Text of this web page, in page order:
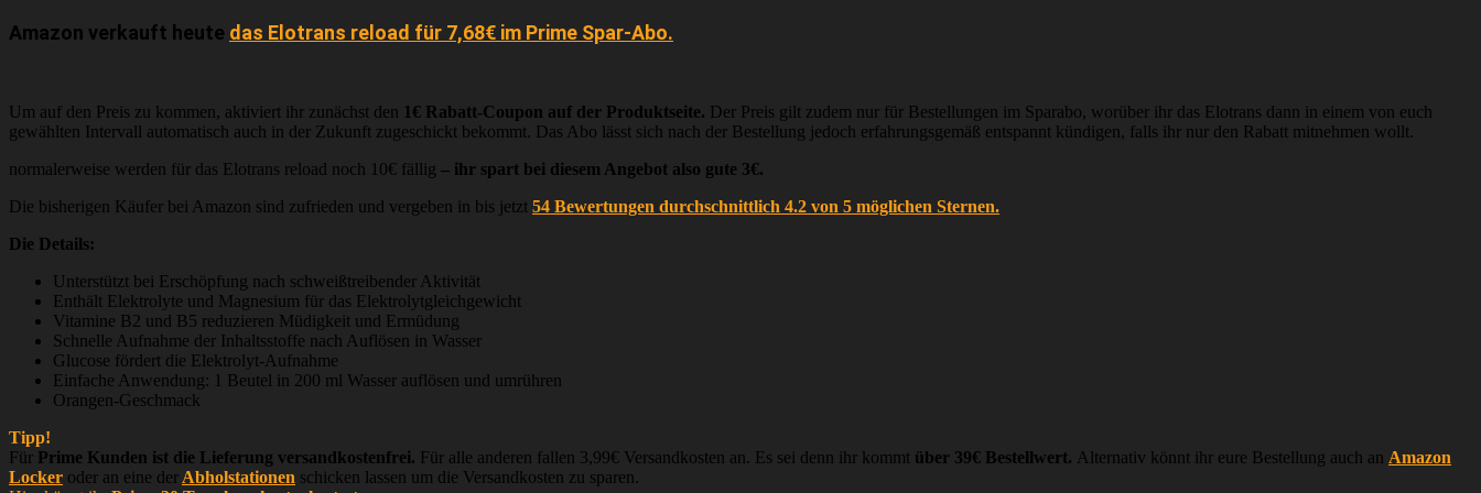
Amazon verkauft heute das Elotrans reload für 7,68€ im Prime Spar-Abo.
Um auf den Preis zu kommen, aktiviert ihr zunächst den 1€ Rabatt-Coupon auf der Produktseite. Der Preis gilt zudem nur für Bestellungen im Sparabo, worüber ihr das Elotrans dann in einem von euch
gewählten Intervall automatisch auch in der Zukunft zugeschickt bekommt. Das Abo lässt sich nach der Bestellung jedoch erfahrungsgemäß entspannt kündigen, falls ihr nur den Rabatt mitnehmen wollt.
normalerweise werden für das Elotrans reload noch 10€ fällig – ihr spart bei diesem Angebot also gute 3€.
Die bisherigen Käufer bei Amazon sind zufrieden und vergeben in bis jetzt 54 Bewertungen durchschnittlich 4.2 von 5 möglichen Sternen.
Die Details:
Unterstützt bei Erschöpfung nach schweißtreibender Aktivität
Enthält Elektrolyte und Magnesium für das Elektrolytgleichgewicht
Vitamine B2 und B5 reduzieren Müdigkeit und Ermüdung
Schnelle Aufnahme der Inhaltsstoffe nach Auflösen in Wasser
Glucose fördert die Elektrolyt-Aufnahme
Einfache Anwendung: 1 Beutel in 200 ml Wasser auflösen und umrühren
Orangen-Geschmack
Tipp!
Für Prime Kunden ist die Lieferung versandkostenfrei. Für alle anderen fallen 3,99€ Versandkosten an. Es sei denn ihr kommt über 39€ Bestellwert. Alternativ könnt ihr eure Bestellung auch an Amazon
Locker oder an eine der Abholstationen schicken lassen um die Versandkosten zu sparen.